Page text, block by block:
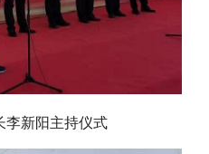
李新阳主持仪式